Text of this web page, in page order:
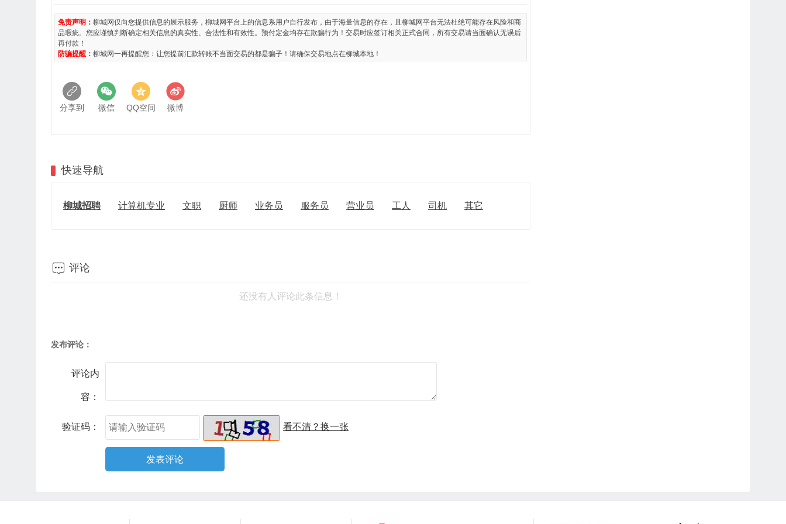
免责声明： 柳城网仅向您提供信息的展示服务，柳城网平台上的信息系用户自行发布，由于海量信息的存在，且柳城网平台无法杜绝可能存在风险和商
品瑕疵。您应谨慎判断确定相关信息的真实性、合法性和有效性。预付定金均存在欺骗行为！交易时应签订相关正式合同，所有交易请当面确认无误后
再付款！
防骗提醒： 柳城网一再提醒您：让您提前汇款转账不当面交易的都是骗子！请确保交易地点在柳城本地！
分享到 微信 QQ空间 微博
快速导航
柳城招聘 计算机专业 文职 厨师 业务员 服务员 营业员 工人 司机 其它
 评论
还没有人评论此条信息！
发布评论：
评论内
容：
验证码： 看不清？换一张